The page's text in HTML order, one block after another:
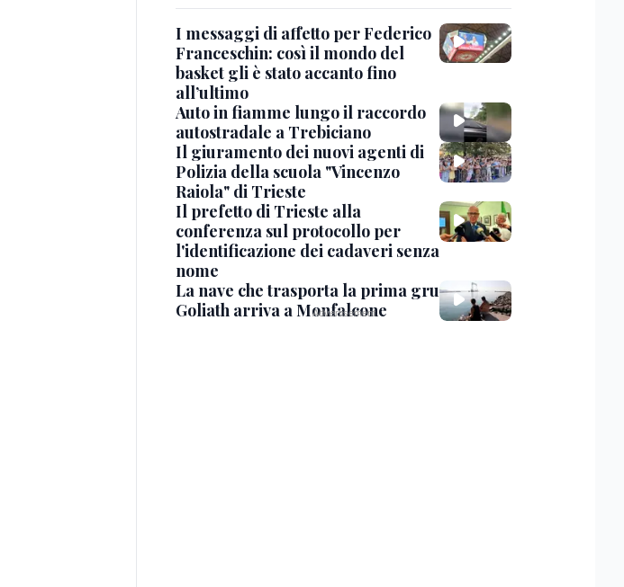
I messaggi di affetto per Federico
Franceschin: così il mondo del
basket gli è stato accanto fino
all’ultimo
Auto in fiamme lungo il raccordo
autostradale a Trebiciano
Il giuramento dei nuovi agenti di
Polizia della scuola "Vincenzo
Raiola" di Trieste
Il prefetto di Trieste alla
conferenza sul protocollo per
l'identificazione dei cadaveri senza
nome
La nave che trasporta la prima gru
Goliath arriva a Monfalcone